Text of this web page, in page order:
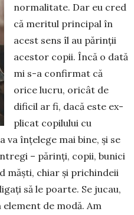
normalitate. Dar eu cred
că meritul principal în
acest sens îl au părinţii
acestor copii. Încă o dată
mi s-a confirmat că
orice lucru, oricât de
dificil ar fi, dacă este ex­
plicat copilului cu
va înţelege mai bine, și se
– părinți, copii, bunici
măşti, chiar şi prichindeii
să le poarte. Se ju­cau,
de mo­dă. Am